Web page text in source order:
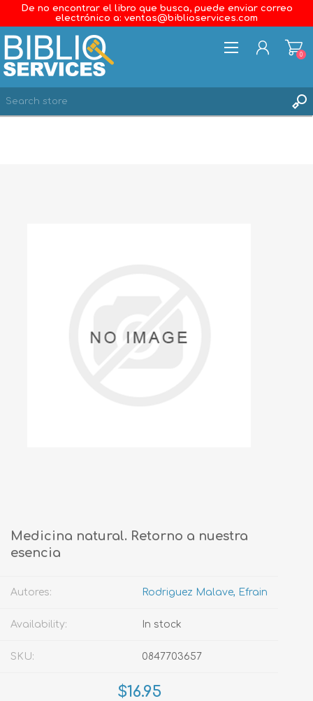
De no encontrar el libro que busca, puede enviar correo
electrónico a: ventas@biblioservices.com
0
Medicina natural. Retorno a nuestra
esencia
Autores: Rodriguez Malave, Efrain
Availability: In stock
SKU: 0847703657
$16.95